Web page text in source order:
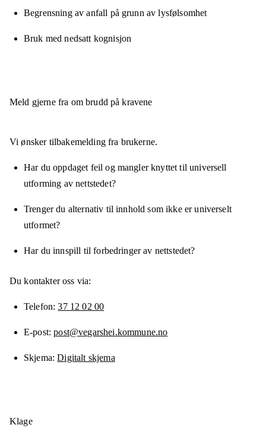
Begrensning av anfall på grunn av lysfølsomhet
Bruk med nedsatt kognisjon
Meld gjerne fra om brudd på kravene
Vi ønsker tilbakemelding fra brukerne.
Har du oppdaget feil og mangler knyttet til universell
utforming av nettstedet?
Trenger du alternativ til innhold som ikke er universelt
utformet?
Har du innspill til forbedringer av nettstedet?
Du kontakter oss via:
Telefon 37 12 02 00
E-post post@vegarshei.kommune.no
Skjema Digitalt skjema
Klage